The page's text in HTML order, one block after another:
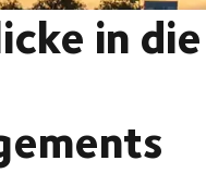
in die